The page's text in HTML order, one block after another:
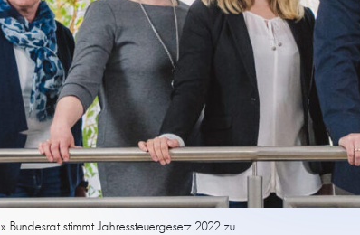
»Bundesrat stimmt Jahressteuergesetz 2022 zu